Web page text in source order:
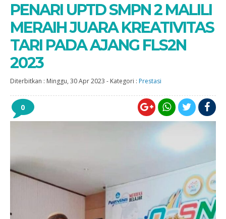
PENARI UPTD SMPN 2 MALILI
MERAIH JUARA KREATIVITAS
TARI PADA AJANG FLS2N
2023
Diterbitkan : Minggu, 30 Apr 2023 - Kategori : Prestasi
0